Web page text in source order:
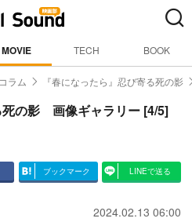
MOVIE TECH BOOK
コラム 『春になったら』忍び寄る死の影
死の影 画像ギャラリー [4/5]
ブックマーク LINEで送る
2024.02.13 06:00